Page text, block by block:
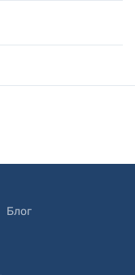
Блог